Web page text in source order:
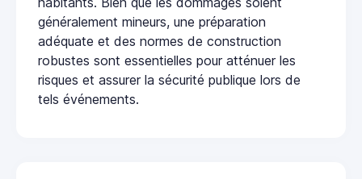
généralement mineurs, une préparation
adéquate et des normes de construction
robustes sont essentielles pour atténuer les
risques et assurer la sécurité publique lors de
tels événements.